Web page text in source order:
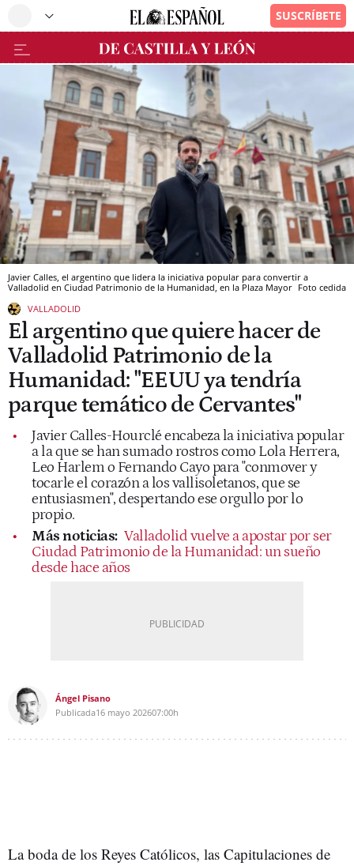
Javier Calles, el argentino que lidera la iniciativa popular para convertir a
Valladolid en Ciudad Patrimonio de la Humanidad, en la Plaza Mayor Foto cedida
VALLADOLID
El argentino que quiere hacer de
Valladolid Patrimonio de la
Humanidad: "EEUU ya tendría
parque temático de Cervantes"
Javier Calles-Hourclé encabeza la iniciativa popular
a la que se han sumado rostros como Lola Herrera,
Leo Harlem o Fernando Cayo para "conmover y
tocarle el corazón a los vallisoletanos, que se
entusiasmen", despertando ese orgullo por lo
propio.
Más noticias: Valladolid vuelve a apostar por ser
Ciudad Patrimonio de la Humanidad: un sueño
desde hace años
Ángel Pisano
Publicada16 mayo 202607:00h
La boda de los Reyes Católicos, las Capitulaciones de